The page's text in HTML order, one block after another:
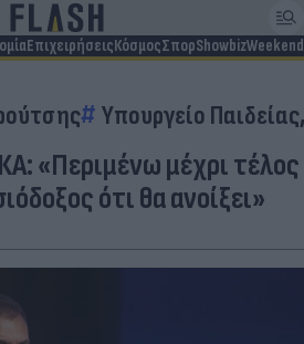
ΕπιχειρήσειςΚόσμοςΣπορShowbizWeekend
Υπουργείο
«Περιμένω μέχρι τέλος
ότι θα ανοίξει»